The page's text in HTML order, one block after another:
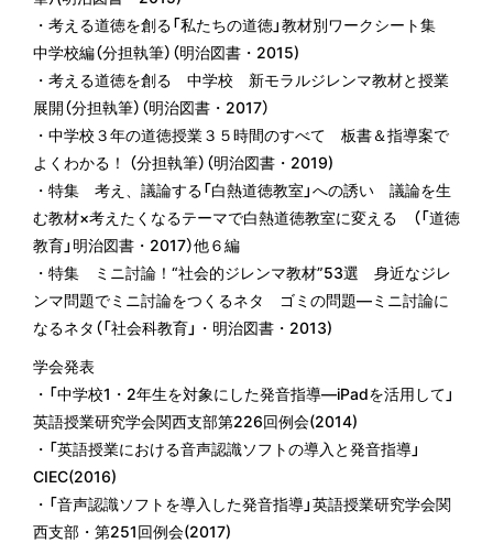
・考える道徳を創る「私たちの道徳」教材別ワークシート集
中学校編（分担執筆）（明治図書・2015)
・考える道徳を創る 中学校 新モラルジレンマ教材と授業
展開（分担執筆）（明治図書・2017）
・中学校３年の道徳授業３５時間のすべて 板書＆指導案で
よくわかる！ （分担執筆）（明治図書・2019)
・特集 考え、議論する「白熱道徳教室」への誘い 議論を生
む教材×考えたくなるテーマで白熱道徳教室に変える （「道徳
教育」明治図書・2017）他６編
・特集 ミニ討論！“社会的ジレンマ教材”53選 身近なジレ
ンマ問題でミニ討論をつくるネタ ゴミの問題―ミニ討論に
なるネタ（「社会科教育」・明治図書・2013)
学会発表
・「中学校1・2年生を対象にした発音指導―iPadを活用して」
英語授業研究学会関西支部第226回例会(2014)
・「英語授業における音声認識ソフトの導入と発音指導」
CIEC(2016)
・「音声認識ソフトを導入した発音指導」英語授業研究学会関
西支部・第251回例会(2017)